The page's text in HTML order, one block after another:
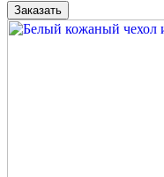
Заказать